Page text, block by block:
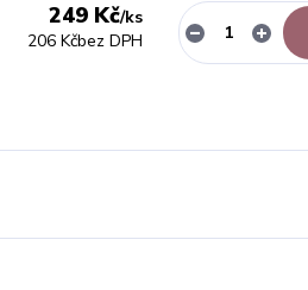
249 Kč/ks
206 Kčbez DPH